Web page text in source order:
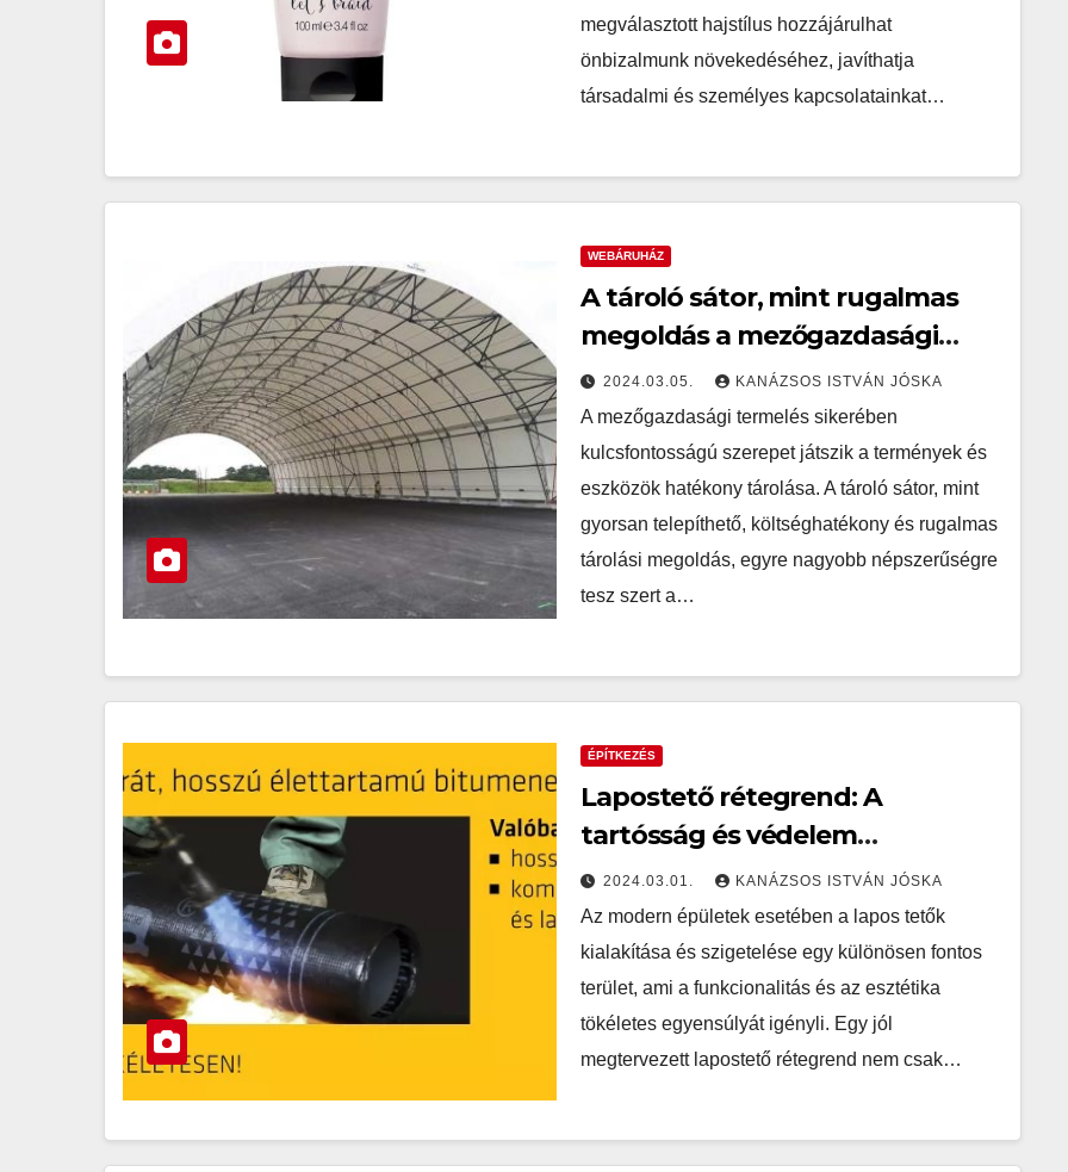
megválasztott hajstílus hozzájárulhat
önbizalmunk növekedéséhez, javíthatja
társadalmi és személyes kapcsolatainkat…
WEBÁRUHÁZ
A tároló sátor, mint rugalmas
megoldás a mezőgazdasági
termelésben
2024.03.05. KANÁZSOS ISTVÁN JÓSKA
A mezőgazdasági termelés sikerében
kulcsfontosságú szerepet játszik a termények és
eszközök hatékony tárolása. A tároló sátor, mint
gyorsan telepíthető, költséghatékony és rugalmas
tárolási megoldás, egyre nagyobb népszerűségre
tesz szert a…
ÉPÍTKEZÉS
Lapostető rétegrend: A
tartósság és védelem
művészete
2024.03.01. KANÁZSOS ISTVÁN JÓSKA
Az modern épületek esetében a lapos tetők
kialakítása és szigetelése egy különösen fontos
terület, ami a funkcionalitás és az esztétika
tökéletes egyensúlyát igényli. Egy jól
megtervezett lapostető rétegrend nem csak…